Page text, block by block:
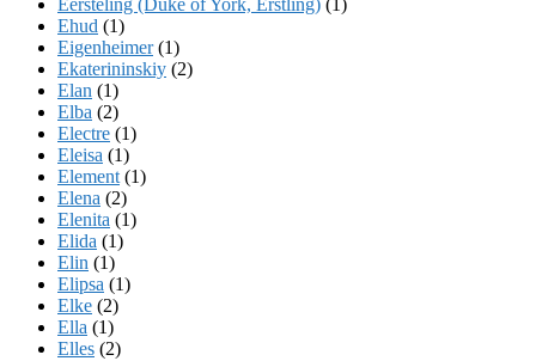
Ehud (1)
Eigenheimer(1)
Ekaterininskiy (2)
Elan (1)
Elba (2)
Electre (1)
Eleisa (1)
Element (1)
Elena (2)
Elenita (1)
Elida (1)
Elin (1)
Elipsa (1)
Elke (2)
Ella (1)
Elles (2)